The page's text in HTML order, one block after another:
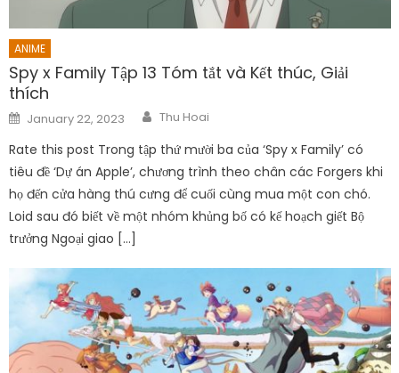
ANIME
Spy x Family Tập 13 Tóm tắt và Kết thúc, Giải
thích
Posted
on
January 22, 2023 Author
Thu Hoai
Rate this post Trong tập thứ mười ba của ‘Spy x Family’ có
tiêu đề ‘Dự án Apple’, chương trình theo chân các Forgers khi
họ đến cửa hàng thú cưng để cuối cùng mua một con chó.
Loid sau đó biết về một nhóm khủng bố có kế hoạch giết Bộ
trưởng Ngoại giao […]